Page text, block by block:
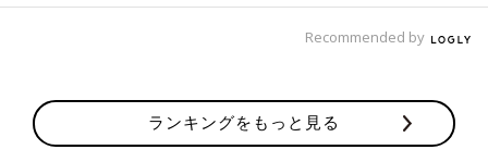
Recommended by
ランキングをもっと見る